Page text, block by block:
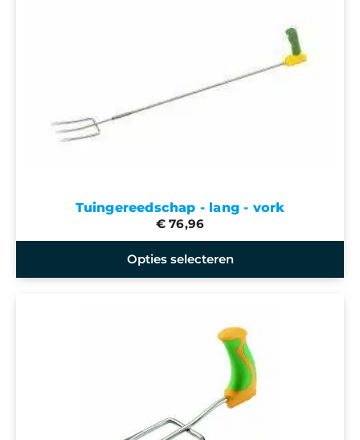
Tuingereedschap - lang - vork
€ 76,96
Opties selecteren